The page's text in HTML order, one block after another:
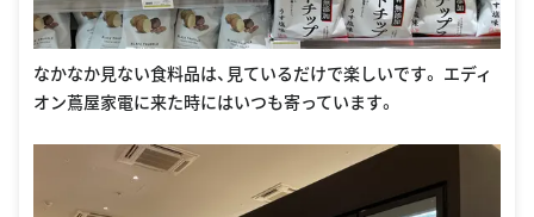
なかなか見ない食料品は、見ているだけで楽しいです。 エディ
オン蔦屋家電に来た時にはいつも寄っています。